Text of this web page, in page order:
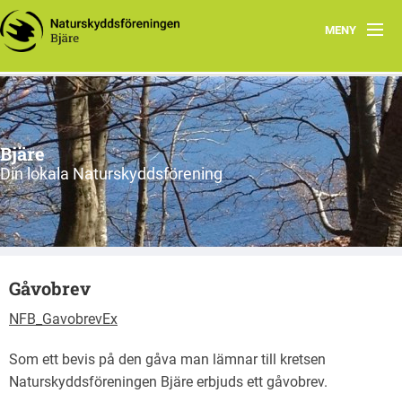
MENY
Hem
Om oss
Styrelsen
Program
Vad vi gör!
Bjäre
Din lokala Naturskyddsförening
Gåvobrev
NFB_GavobrevEx
Som ett bevis på den gåva man lämnar till kretsen
Naturskyddsföreningen Bjäre erbjuds ett gåvobrev.